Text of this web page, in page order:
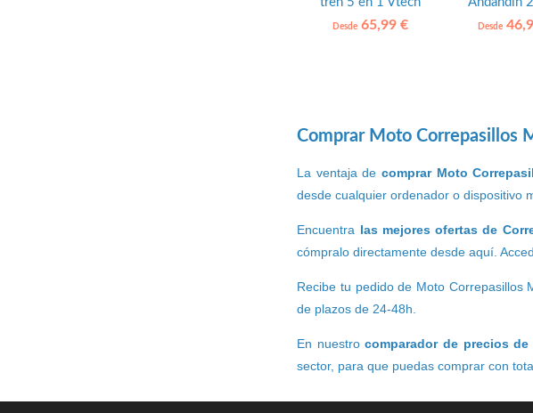
Desde65,99 €
Vtech
Desde
Comprar Moto Correpasillos
La ventaja decomprar Moto
desde cualquier ordenador o dispositivo
Encuentra las mejores ofertas de
cómpralo directamente desde aquí.
Recibe tu pedido de Moto Correpasillos
de plazos de 24-48h.
En nuestrocomparador de precios
sector, para que puedas comprar con